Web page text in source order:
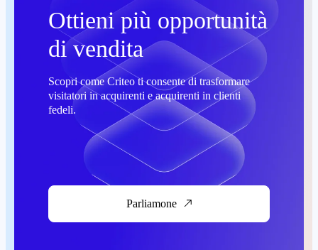
Ottieni più opportunità
di vendita
Scopri come Criteo ti consente di trasformare
visitatori in acquirenti e acquirenti in clienti
fedeli.
Parliamone